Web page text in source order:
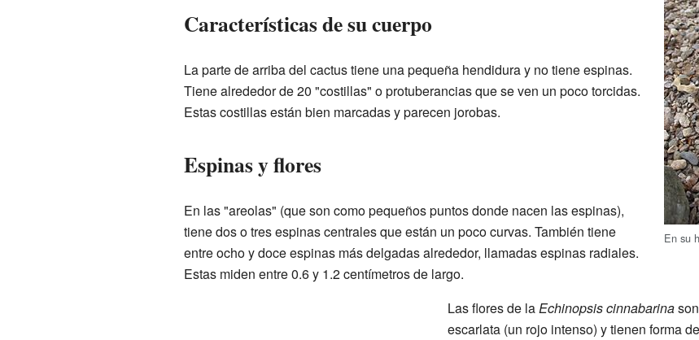
En su
Características de su cuerpo
La parte de arriba del cactus tiene una pequeña hendidura y no tiene espinas.
Tiene alrededor de 20 "costillas" o protuberancias que se ven un poco torcidas.
Estas costillas están bien marcadas y parecen jorobas.
Espinas y flores
En las "areolas" (que son como pequeños puntos donde nacen las espinas),
tiene dos o tres espinas centrales que están un poco curvas. También tiene
entre ocho y doce espinas más delgadas alrededor, llamadas espinas radiales.
Estas miden entre 0.6 y 1.2 centímetros de largo.
Las flores de laEchinopsis cinnabarina
escarlata (un rojo intenso) y tienen forma